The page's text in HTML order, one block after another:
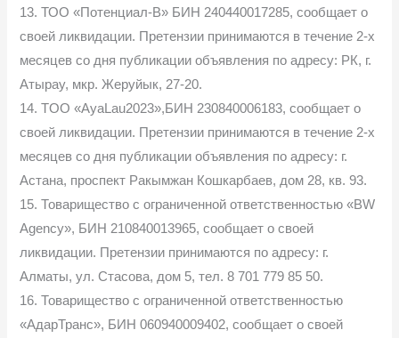
13. ТОО «Потенциал-В» БИН 240440017285, сообщает о
своей ликвидации. Претензии принимаются в течение 2-х
месяцев со дня публикации объявления по адресу: РК, г.
Атырау, мкр. Жеруйык, 27-20.
14. TOO «AyaLau2023»,БИН 230840006183, сообщает о
своей ликвидации. Претензии принимаются в течение 2-х
месяцев со дня публикации объявления по адресу: г.
Астана, проспект Ракымжан Кошкарбаев, дом 28, кв. 93.
15. Товарищество с ограниченной ответственностью «BW
Agency», БИН 210840013965, сообщает о своей
ликвидации. Претензии принимаются по адресу: г.
Алматы, ул. Стасова, дом 5, тел. 8 701 779 85 50.
16. Товарищество с ограниченной ответственностью
«АдарТранс», БИН 060940009402, сообщает о своей